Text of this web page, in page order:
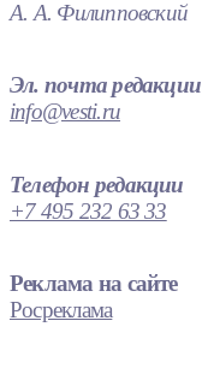
А. А. Филипповский
Эл. почта редакции
info@vesti.ru
Телефон редакции
+7 495 232 63 33
Реклама на сайте
Росреклама